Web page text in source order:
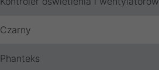
Czarny
Phanteks